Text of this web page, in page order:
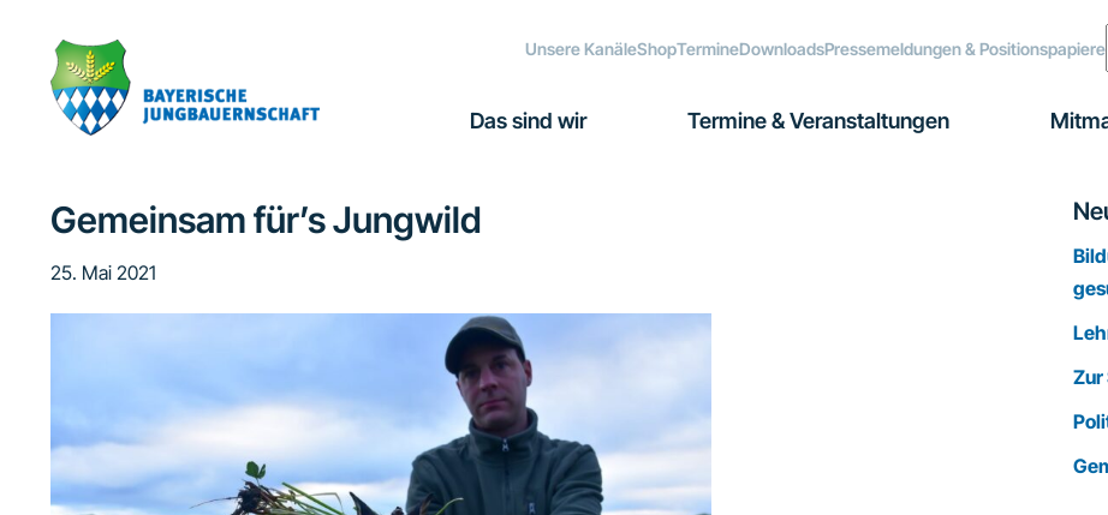
Hauptnavigation
springen
springen
Seitenspalte
springen
Fußzeile
springen
Unsere KanäleShopTermineDownloadsPressemeldungen & Positionspapiere
Das sind wir Termine & Veranstaltungen
Gemeinsam für’s Jungwild
25. Mai 2021
Zur